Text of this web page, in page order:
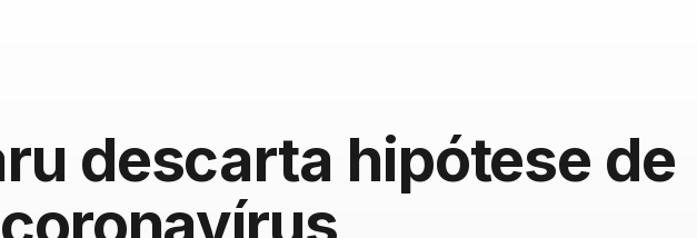
descarta hipótese de